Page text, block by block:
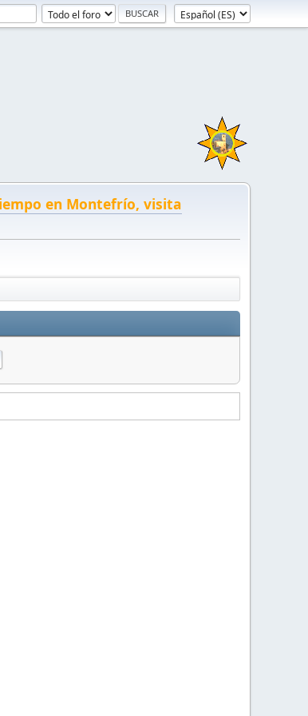
en Montefrío, visita